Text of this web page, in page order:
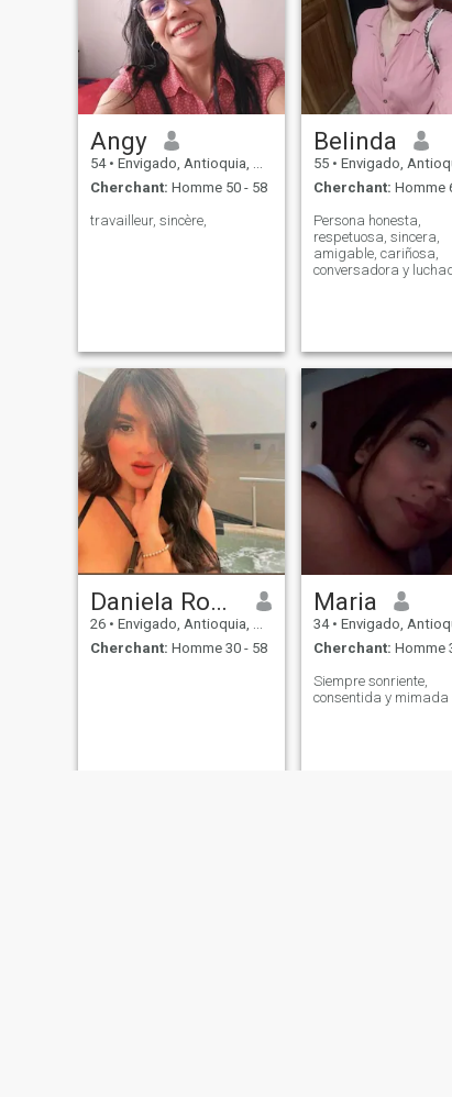
Angy
54 • Envigado, Antioquia, Colombie
Cherchant: Homme 50 - 58
travailleur, sincère,
Belinda
55 • Envigado, Antioquia,
Cherchant: Homme
Persona honesta,
respetuosa, sincera,
amigable, cariñosa,
conversadora y
Daniela Rodríguez Gómez
26 • Envigado, Antioquia, Colombie
Cherchant: Homme 30 - 58
Maria
34 • Envigado, Antioquia,
Cherchant: Homme
Siempre sonriente,
consentida y mimada